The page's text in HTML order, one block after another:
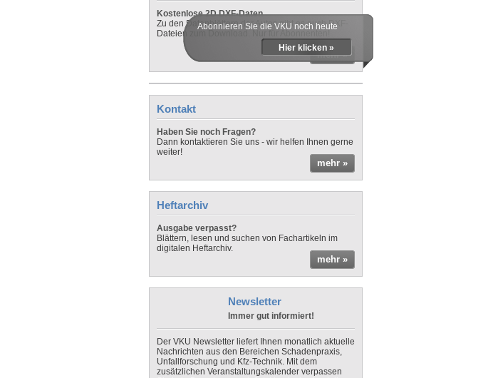
Kostenlose 2D DXF-Daten
Zu den Datenblättern der Autos gibt es auch DXF-
Dateien zum Download. Nur für Abonnenten!
mehr »
Abonnieren Sie die VKU noch heute
Hier klicken »
Kontakt
Haben Sie noch Fragen?
Dann kontaktieren Sie uns - wir helfen Ihnen gerne
weiter!
mehr »
Heftarchiv
Ausgabe verpasst?
Blättern, lesen und suchen von Fachartikeln im
digitalen Heftarchiv.
mehr »
Newsletter
Immer gut informiert!
Der VKU Newsletter liefert Ihnen monatlich aktuelle
Nachrichten aus den Bereichen Schadenpraxis,
Unfallforschung und Kfz-Technik. Mit dem
zusätzlichen Veranstaltungskalender verpassen